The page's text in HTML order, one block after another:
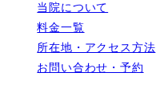
当院について
料金一覧
所在地・アクセス方法
お問い合わせ・予約